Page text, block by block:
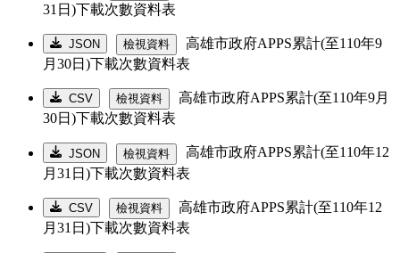
31日)下載次數資料表
JSON 檢視資料
高雄市政府APPS累計(至110年9
月30日)下載次數資料表
CSV 檢視資料
高雄市政府APPS累計(至110年9月
30日)下載次數資料表
JSON 檢視資料
高雄市政府APPS累計(至110年12
月31日)下載次數資料表
CSV 檢視資料
高雄市政府APPS累計(至110年12
月31日)下載次數資料表